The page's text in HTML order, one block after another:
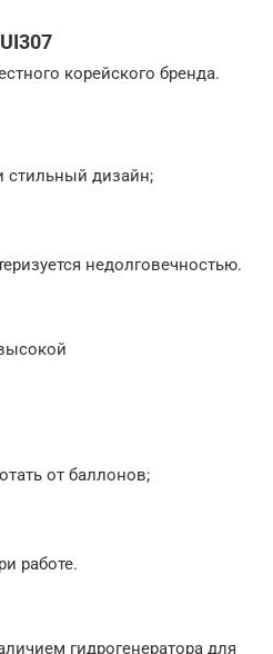
корейского бренда.
стильный дизайн;
недолговечностью.
от баллонов;
работе.
гидрогенератора для